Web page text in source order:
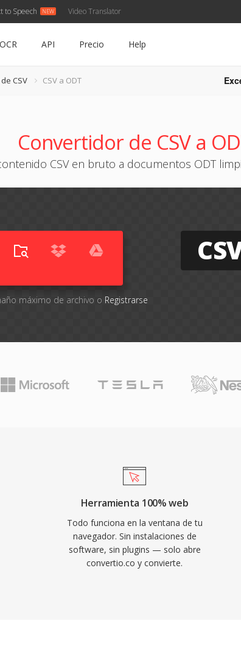
to Speech Video Translator
OCR API Precio Help
CSV CSV a ODT
Convertidor de CSV a
CSV en bruto a documentos ODT
máximo de archivo o Registrarse
Herramienta 100% web
Todo funciona en la ventana de tu
navegador. Sin instalaciones de
software, sin plugins — solo abre
convertio.co y convierte.